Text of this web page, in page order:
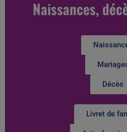
Naissances,
Décès
Livret de